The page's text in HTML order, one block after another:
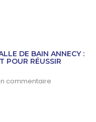
DE BAIN ANNECY :
POUR RÉUSSIR
commentaire